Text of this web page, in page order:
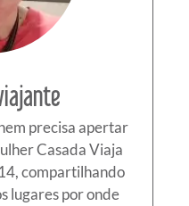
precisa apertar
Casada Viaja
compartilhando
lugares por onde